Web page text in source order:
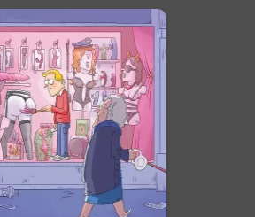
de mal à se
du bien
Tome 01
Date de parution :
2026
sur notre rapport intime
désir et à l'éducation
dans notre société
contemporaine.